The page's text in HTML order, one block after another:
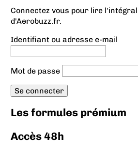
Connectez vous pour lire
d'Aerobuzz.fr.
Identifiant ou adresse e-mail
Mot de passe
Les formules prémium
Accès 48h